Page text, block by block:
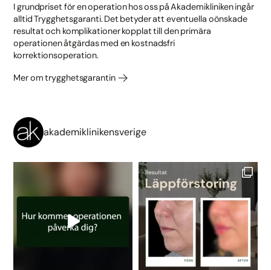
I grundpriset för en operation hos oss på Akademikliniken ingår
alltid Trygghetsgaranti. Det betyder att eventuella oönskade
resultat och komplikationer kopplat till den primära
operationen åtgärdas med en kostnadsfri
korrektionsoperation.
Mer om trygghetsgarantin
akademiklinikensverige